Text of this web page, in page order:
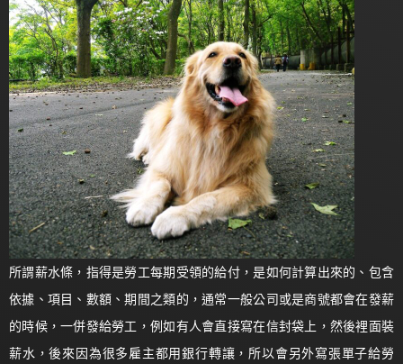
所謂薪水條，指得是勞工每期受領的給付，是如何計算出來的、包含
依據、項目、數額、期間之類的，通常一般公司或是商號都會在發薪
的時候，一併發給勞工，例如有人會直接寫在信封袋上，然後裡面裝
薪水，後來因為很多雇主都用銀行轉讓，所以會另外寫張單子給勞